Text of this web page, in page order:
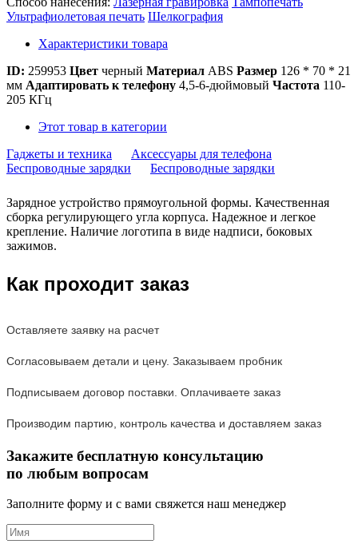
Ультрафиолетовая печать Шелкография
Характеристики товара
ID: 259953 Цвет черный Материал ABS Размер 126 * 70 * 21
мм Адаптировать к телефону 4,5-6-дюймовый Частота 110-
205 КГц
Этот товар в категории
Гаджеты и техника
Аксессуары для телефона
Беспроводные зарядки
Беспроводные зарядки
Зарядное устройство прямоугольной формы. Качественная
сборка регулирующего угла корпуса. Надежное и легкое
крепление. Наличие логотипа в виде надписи, боковых
зажимов.
Как проходит заказ
Оставляете заявку на расчет
Согласовываем детали и цену. Заказываем пробник
Подписываем договор поставки. Оплачиваете заказ
Производим партию, контроль качества и доставляем заказ
Закажите бесплатную консультацию
по любым вопросам
Заполните форму и с вами свяжется наш менеджер